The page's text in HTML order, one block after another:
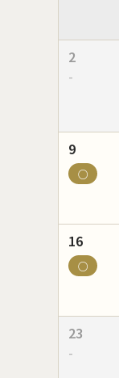
2
-
9
○
16
○
23
-